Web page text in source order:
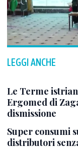
LEGGI ANCHE
Le Terme
Ergomed di
dismissione
Super consumi
distributori